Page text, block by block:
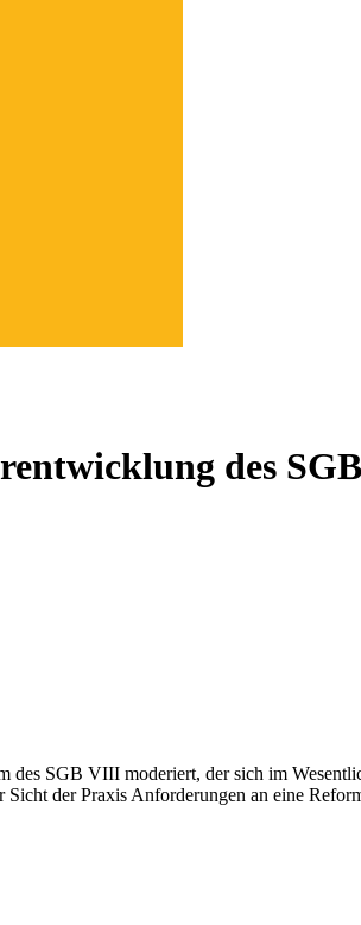
des
SGB VIII moderiert, der sich im
Sicht der Praxis Anforderungen an eine